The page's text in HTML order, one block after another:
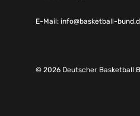
E-Mail: info@basketball-
© 2026 Deutscher Basketball